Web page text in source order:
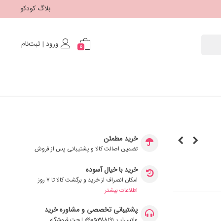
بلاگ کودکو
0 ورود | ثبت‌نام
خرید مطمئن
تضمین اصالت کالا و پشتیبانی پس از فروش
خرید با خیال آسوده
امکان انصراف از خرید و برگشت کالا تا ۷ روز
اطلاعات بیشتر
پشتیبانی تخصصی و مشاوره خرید